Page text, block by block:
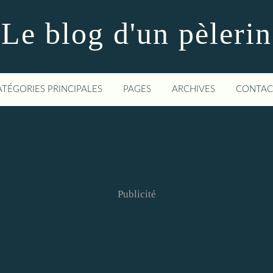
Le blog d'un pèlerin
PRINCIPALES PAGES ARCHIVES
Publicité